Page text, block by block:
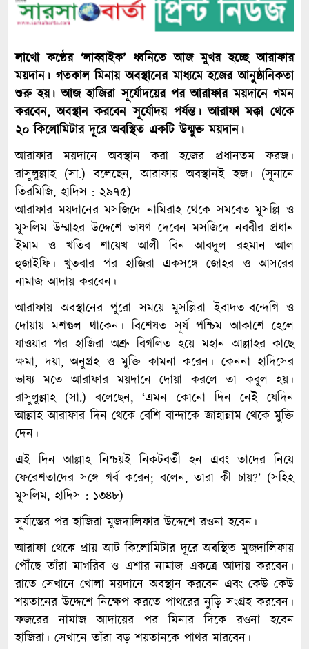
লাখো কণ্ঠের ‘লাব্বাইক’ ধ্বনিতে আজ মুখর হচ্ছে আরাফার
ময়দান। গতকাল মিনায় অবস্থানের মাধ্যমে হজের আনুষ্ঠানিকতা
শুরু হয়। আজ হাজিরা সূর্যোদয়ের পর আরাফার ময়দানে গমন
করবেন, অবস্থান করবেন সূর্যোদয় পর্যন্ত। আরাফা মক্কা থেকে
২০ কিলোমিটার দূরে অবস্থিত একটি উন্মুক্ত ময়দান।
আরাফার ময়দানে অবস্থান করা হজের প্রধানতম ফরজ।
রাসুলুল্লাহ (সা.) বলেছেন, আরাফায় অবস্থানই হজ। (সুনানে
তিরমিজি, হাদিস : ২৯৭৫)
আরাফার ময়দানের মসজিদে নামিরাহ থেকে সমবেত মুসল্লি ও
মুসলিম উম্মাহর উদ্দেশে ভাষণ দেবেন মসজিদে নববীর প্রধান
ইমাম ও খতিব শায়েখ আলী বিন আবদুল রহমান আল
হুজাইফি। খুতবার পর হাজিরা একসঙ্গে জোহর ও আসরের
নামাজ আদায় করবেন।
আরাফায় অবস্থানের পুরো সময়ে মুসল্লিরা ইবাদত-বন্দেগি ও
দোয়ায় মশগুল থাকেন। বিশেষত সূর্য পশ্চিম আকাশে হেলে
যাওয়ার পর হাজিরা অশ্রু বিগলিত হয়ে মহান আল্লাহর কাছে
ক্ষমা, দয়া, অনুগ্রহ ও মুক্তি কামনা করেন। কেননা হাদিসের
ভাষ্য মতে আরাফার ময়দানে দোয়া করলে তা কবুল হয়।
রাসুলুল্লাহ (সা.) বলেছেন, ‘এমন কোনো দিন নেই যেদিন
আল্লাহ আরাফার দিন থেকে বেশি বান্দাকে জাহান্নাম থেকে মুক্তি
দেন।
এই দিন আল্লাহ নিশ্চয়ই নিকটবর্তী হন এবং তাদের নিয়ে
ফেরেশতাদের সঙ্গে গর্ব করেন; বলেন, তারা কী চায়?’ (সহিহ
মুসলিম, হাদিস : ১৩৪৮)
সূর্যাস্তের পর হাজিরা মুজদালিফার উদ্দেশে রওনা হবেন।
আরাফা থেকে প্রায় আট কিলোমিটার দূরে অবস্থিত মুজদালিফায়
পৌঁছে তাঁরা মাগরিব ও এশার নামাজ একত্রে আদায় করবেন।
রাতে সেখানে খোলা ময়দানে অবস্থান করবেন এবং কেউ কেউ
শয়তানের উদ্দেশে নিক্ষেপ করতে পাথরের নুড়ি সংগ্রহ করবেন।
ফজরের নামাজ আদায়ের পর মিনার দিকে রওনা হবেন
হাজিরা। সেখানে তাঁরা বড় শয়তানকে পাথর মারবেন।